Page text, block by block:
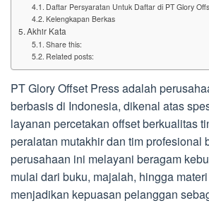
Daftar Persyaratan Untuk Daftar di PT Glory
Kelengkapan Berkas
Akhir Kata
Share this:
Related posts:
PT Glory Offset Press adalah
berbasis di Indonesia, dikenal atas
layanan percetakan offset berkualitas
peralatan mutakhir dan tim profesional
perusahaan ini melayani beragam
mulai dari buku, majalah, hingga
menjadikan kepuasan pelanggan